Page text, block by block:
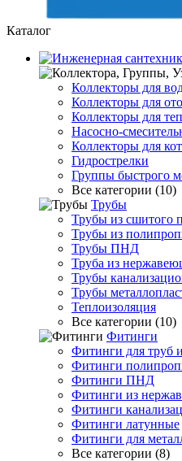
Каталог
Коллекторы для
Коллекторы для
Коллекторы для
Насосно-
Коллекторы для
Гидрострелки
Группы быстрого
Все категории (10)
Трубы
Трубы из сшитого
Трубы из
Трубы ПНД
Труба из
Трубы
Трубы
Теплоизоляция
Все категории (10)
Фитинги
Фитинги для труб
Фитинги
Фитинги ПНД
Фитинги из
Фитинги
Фитинги латунные
Фитинги для
Все категории (8)